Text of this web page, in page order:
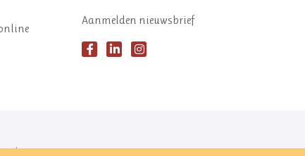
Aanmelden nieuwsbrief